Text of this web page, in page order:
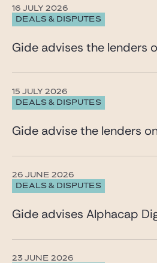
DEALS & DISPUTES
16 JULY 2026
Gide advises the lenders
DEALS & DISPUTES
15 JULY 2026
Gide advise the lenders
DEALS & DISPUTES
26 JUNE 2026
Gide advises Alphacap
23 JUNE 2026